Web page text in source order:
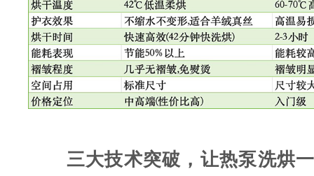
三大技术突破，让热泵洗烘